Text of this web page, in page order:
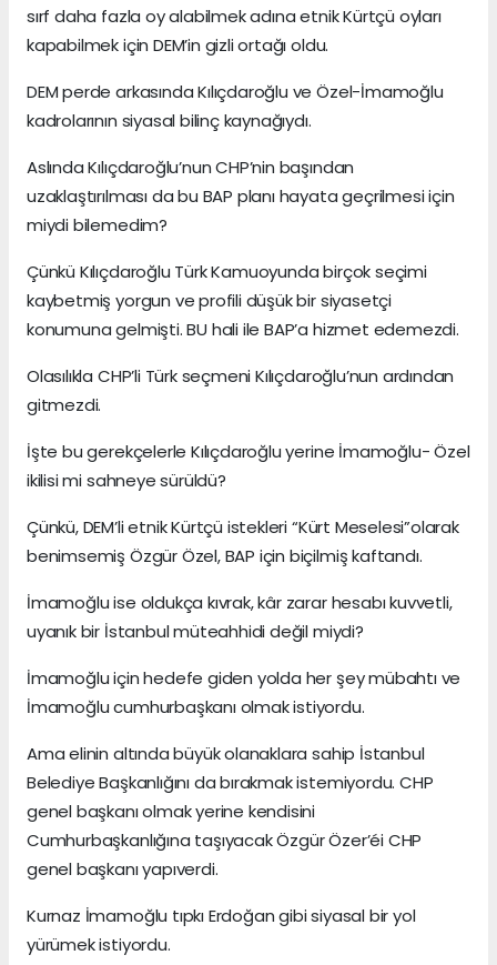
sırf daha fazla oy alabilmek adına etnik Kürtçü oyları
kapabilmek için DEM’in gizli ortağı oldu.
DEM perde arkasında Kılıçdaroğlu ve Özel-İmamoğlu
kadrolarının siyasal bilinç kaynağıydı.
Aslında Kılıçdaroğlu’nun CHP’nin başından
uzaklaştırılması da bu BAP planı hayata geçrilmesi için
miydi bilemedim?
Çünkü Kılıçdaroğlu Türk Kamuoyunda birçok seçimi
kaybetmiş yorgun ve profili düşük bir siyasetçi
konumuna gelmişti. BU hali ile BAP’a hizmet edemezdi.
Olasılıkla CHP’li Türk seçmeni Kılıçdaroğlu’nun ardından
gitmezdi.
İşte bu gerekçelerle Kılıçdaroğlu yerine İmamoğlu- Özel
ikilisi mi sahneye sürüldü?
Çünkü, DEM’li etnik Kürtçü istekleri “Kürt Meselesi”olarak
benimsemiş Özgür Özel, BAP için biçilmiş kaftandı.
İmamoğlu ise oldukça kıvrak, kâr zarar hesabı kuvvetli,
uyanık bir İstanbul müteahhidi değil miydi?
İmamoğlu için hedefe giden yolda her şey mübahtı ve
İmamoğlu cumhurbaşkanı olmak istiyordu.
Ama elinin altında büyük olanaklara sahip İstanbul
Belediye Başkanlığını da bırakmak istemiyordu. CHP
genel başkanı olmak yerine kendisini
Cumhurbaşkanlığına taşıyacak Özgür Özer’éi CHP
genel başkanı yapıverdi.
Kurnaz İmamoğlu tıpkı Erdoğan gibi siyasal bir yol
yürümek istiyordu.